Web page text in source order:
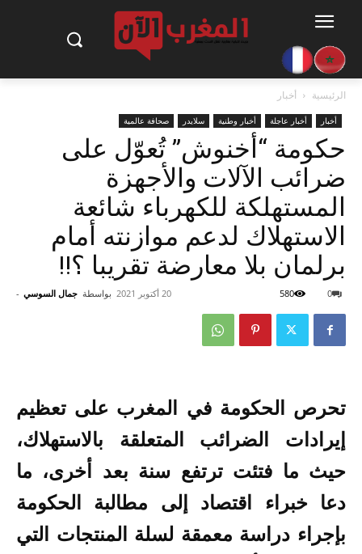
الرئيسية أخبار
أخبار أخبار عاجلة أخبار وطنية سلايدر صحافة عالمية
حكومة “أخنوش” تُعوّل على
ضرائب الآلات والأجهزة
المستهلكة للكهرباء شائعة
الاستهلاك لدعم موازنته أمام
برلمان بلا معارضة تقريبا ؟!!
بواسطة جمال السوسي - 20 أكتوبر 2021 0
580
تحرص الحكومة في المغرب على تعظيم
إيرادات الضرائب المتعلقة بالاستهلاك،
حيث ما فتئت ترتفع سنة بعد أخرى، ما
دعا خبراء اقتصاد إلى مطالبة الحكومة
بإجراء دراسة معمقة لسلة المنتجات التي